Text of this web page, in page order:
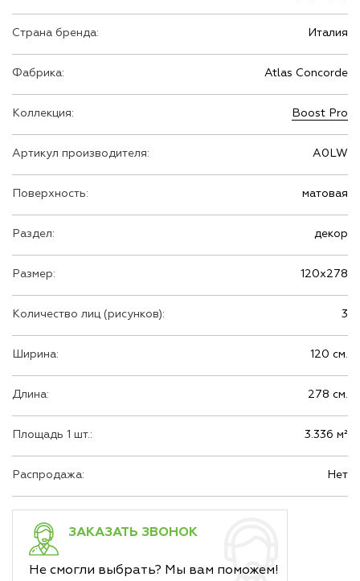
Страна бренда: Италия
Фабрика: Atlas Concorde
Коллекция: Boost Pro
Артикул производителя: A0LW
Поверхность: матовая
Раздел: декор
Размер: 120х278
Количество лиц (рисунков): 3
Ширина: 120 см.
Длина: 278 см.
Площадь 1 шт.: 3.336 м²
Распродажа: Нет
ЗАКАЗАТЬ ЗВОНОК
Не смогли выбрать? Мы вам поможем!